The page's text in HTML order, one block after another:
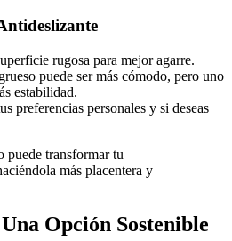
rugosa para mejor agarre.
puede ser más cómodo, pero uno
estabilidad.
preferencias personales y si deseas
puede transformar tu
más placentera y
Opción Sostenible